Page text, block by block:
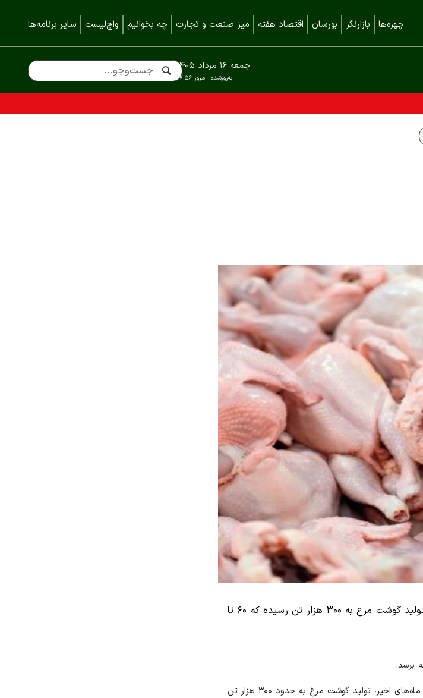
چهره‌ها بازارنگر بورسان اقتصاد هفته میز صنعت و تجارت چه بخوانیم واچ‌لیست سایر برنامه‌ها
به‌روزشده: امروز ۱۷:۵۶
جمعه ۱۶ مرداد ۱۴۰۵
دبیرکانون پرورش دهندگان مرغ گوشتی گفت: با توجه به جوجه ریزی ماه‌های اخیر، تولید گوشت مرغ به ۳۰۰ هزار تن رسیده که ۶۰ تا
او نیاز ماهانه گوشت مرغ کشور را ۲۳۰ تا ۲۴۰ هزار تن اعلام کرد و افزود: با توجه به جوجه ریزی ماه‌های اخیر، تولید گوشت مرغ به حدود ۳۰۰ هزار تن